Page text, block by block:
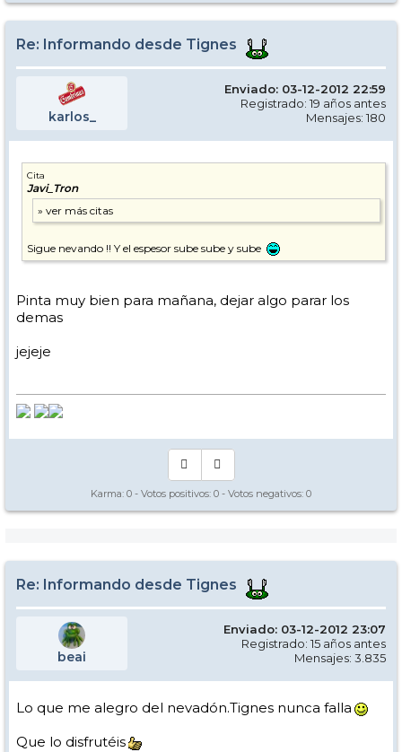
Re: Informando desde Tignes
karlos_
Enviado: 03-12-2012 22:59
Registrado: 19 años antes
Mensajes: 180
Cita
Javi_Tron
Sigue nevando !! Y el espesor sube sube y sube
Pinta muy bien para mañana, dejar algo parar los
demas
jejeje
Karma: 0 - Votos positivos: 0 - Votos negativos: 0
Re: Informando desde Tignes
beai
Enviado: 03-12-2012 23:07
Registrado: 15 años antes
Mensajes: 3.835
Lo que me alegro del nevadón.Tignes nunca falla
Que lo disfrutéis